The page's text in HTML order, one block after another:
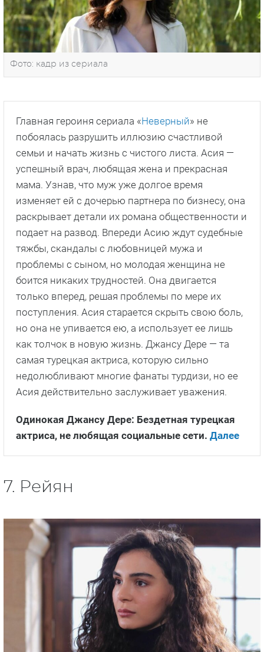
Фото: кадр из сериала
Главная героиня сериала «Неверный» не
побоялась разрушить иллюзию счастливой
семьи и начать жизнь с чистого листа. Асия —
успешный врач, любящая жена и прекрасная
мама. Узнав, что муж уже долгое время
изменяет ей с дочерью партнера по бизнесу, она
раскрывает детали их романа общественности и
подает на развод. Впереди Асию ждут судебные
тяжбы, скандалы с любовницей мужа и
проблемы с сыном, но молодая женщина не
боится никаких трудностей. Она двигается
только вперед, решая проблемы по мере их
поступления. Асия старается скрыть свою боль,
но она не упивается ею, а использует ее лишь
как толчок в новую жизнь. Джансу Дере — та
самая турецкая актриса, которую сильно
недолюбливают многие фанаты турдизи, но ее
Асия действительно заслуживает уважения.
Одинокая Джансу Дере: Бездетная турецкая
актриса, не любящая социальные сети. Далее
7. Рейян